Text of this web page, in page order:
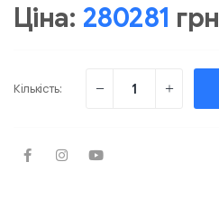
Ціна: 280281 грн
Кількість: